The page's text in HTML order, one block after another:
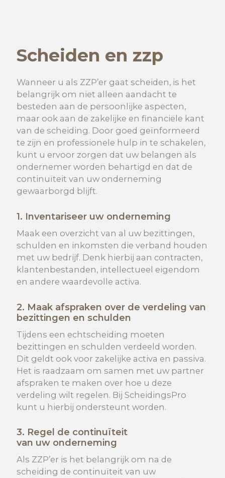
Scheiden en zzp
Wanneer u als ZZP’er gaat scheiden, is het
belangrijk om niet alleen aandacht te
besteden aan de persoonlijke aspecten,
maar ook aan de zakelijke en financiële kant
van de scheiding. Door goed geïnformeerd
te zijn en professionele hulp in te schakelen,
kunt u ervoor zorgen dat uw belangen als
ondernemer worden behartigd en dat de
continuïteit van uw onderneming
gewaarborgd blijft.
1. Inventariseer uwonderneming
Maak een overzicht van al uw bezittingen,
schulden en inkomsten die verband houden
met uw bedrijf. Denk hierbij aan contracten,
klantenbestanden, intellectueel eigendom
en andere waardevolle activa.
2. Maak afspraken over de verdeling van
bezittingen en schulden
Tijdens een echtscheiding moeten
bezittingen en schulden verdeeld worden.
Dit geldt ook voor zakelijke activa en passiva.
Het is raadzaam om samen met uw partner
afspraken te maken over hoe u deze
verdeling wilt regelen. Bij ScheidingsPro
kunt u hierbij ondersteunt worden.
3. Regel de continuïteit
van uwonderneming
Als ZZP’er is het belangrijk om na de
scheiding de continuïteit van uw